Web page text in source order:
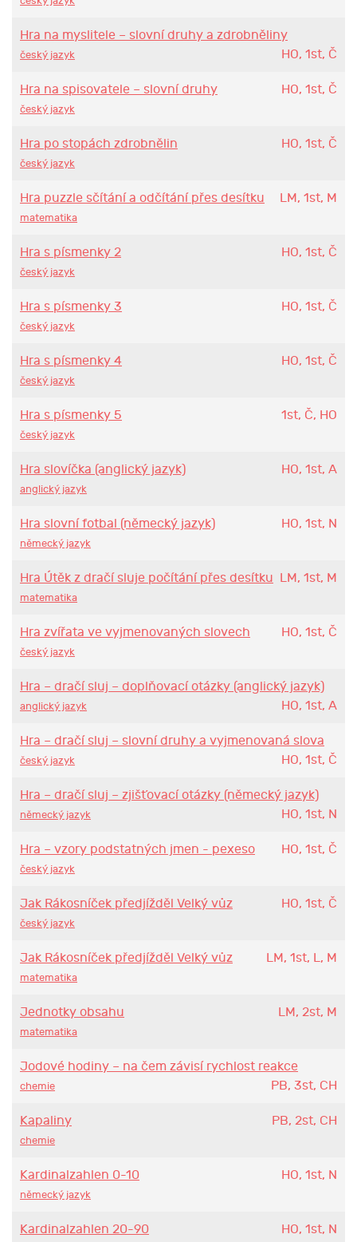
Hra na myslitele – slovní druhy a zdrobněliny
HO, 1st, Č
český jazyk
Hra na spisovatele – slovní druhy HO, 1st, Č
český jazyk
Hra po stopách zdrobnělin HO, 1st, Č
český jazyk
Hra puzzle sčítání a odčítání přes desítku LM, 1st, M
matematika
Hra s písmenky 2 HO, 1st, Č
český jazyk
Hra s písmenky 3 HO, 1st, Č
český jazyk
Hra s písmenky 4 HO, 1st, Č
český jazyk
Hra s písmenky 5 1st, Č, HO
český jazyk
Hra slovíčka (anglický jazyk) HO, 1st, A
anglický jazyk
Hra slovní fotbal (německý jazyk) HO, 1st, N
německý jazyk
Hra Útěk z dračí sluje počítání přes desítku LM, 1st, M
matematika
Hra zvířata ve vyjmenovaných slovech HO, 1st, Č
český jazyk
Hra – dračí sluj – doplňovací otázky (anglický jazyk)
HO, 1st, A
anglický jazyk
Hra – dračí sluj – slovní druhy a vyjmenovaná slova
HO, 1st, Č
český jazyk
Hra – dračí sluj – zjišťovací otázky (německý jazyk)
HO, 1st, N
německý jazyk
Hra – vzory podstatných jmen - pexeso HO, 1st, Č
český jazyk
Jak Rákosníček předjížděl Velký vůz HO, 1st, Č
český jazyk
Jak Rákosníček předjížděl Velký vůz LM, 1st, L, M
matematika
Jednotky obsahu LM, 2st, M
matematika
Jodové hodiny – na čem závisí rychlost reakce
PB, 3st, CH
chemie
Kapaliny PB, 2st, CH
chemie
Kardinalzahlen 0-10 HO, 1st, N
německý jazyk
Kardinalzahlen 20-90 HO, 1st, N